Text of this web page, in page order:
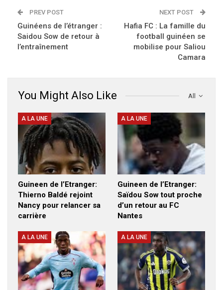
PREV POST
Guinéens de l’étranger :
Saidou Sow de retour à
l’entraînement
NEXT POST
Hafia FC : La famille du
football guinéen se
mobilise pour Saliou
Camara
All
You Might Also Like
A LA UNE
Guineen de l’Etranger:
Thierno Baldé rejoint
Nancy pour relancer sa
carrière
A LA UNE
Guineen de l’Etranger:
Saïdou Sow tout proche
d’un retour au FC
Nantes
A LA UNE A LA UNE